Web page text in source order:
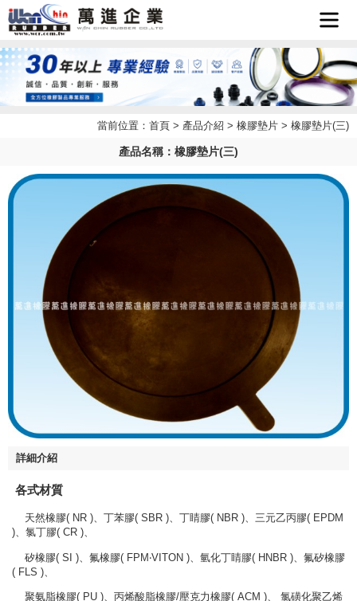
首頁
企業簡
介
最新消
息
產品介
當前位置： 首頁 > 產品介紹 > 橡膠墊片 > 橡膠墊片(三)
產品名稱：橡膠墊片(三)
詳細介紹
各式材質
天然橡膠( NR )、丁苯膠( SBR )、丁睛膠( NBR )、三元乙丙膠( EPDM
)、氯丁膠( CR )、
矽橡膠( SI )、氟橡膠( FPM‧VITON )、氫化丁睛膠( HNBR )、氟矽橡膠
( FLS )、
聚氨脂橡膠( PU )、丙烯酸脂橡膠/壓克力橡膠( ACM )、 氯磺化聚乙烯